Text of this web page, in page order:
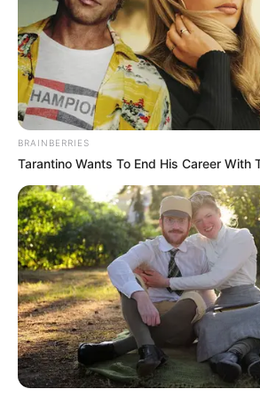
Beginn: 21.08.2026 17:00 Uhr
Ende: 25.08.2026 03:00 Uhr
Eintrittspreis: frei
Weitere Informationen:
d-...
POWER STATE live im
POWER STATE aus Frankfurt
modernen, rifforientierten
und Energie. Seit ihrer
veröffentlichte die Band
selbstbetiteltes Debütalbum.
Power-Trio auch über das
hinaus auf sich...mehr
Stadt/Ort: Wiesbaden
Beginn: 29.08.2026 19:30 Uhr
BRAINBERRIES
Tarantino Wants To End His Career With